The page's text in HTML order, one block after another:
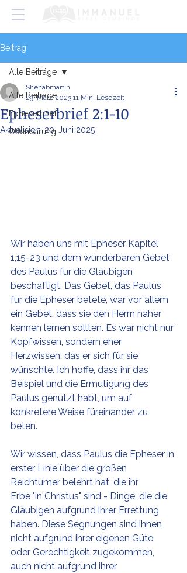
Beitrag
Alle Beiträge
Epheserbrief
Offenbarung
Alle Beiträge
Epheserbrief 2:1-10
Shehabmartin
29. März 2023 11 Min. Lesezeit
Aktualisiert: 20. Juni 2025
Wir haben uns mit Epheser Kapitel
1,15-23 und dem wunderbaren Gebet
des Paulus für die Gläubigen
beschäftigt. Das Gebet, das Paulus
für die Epheser betete, war vor allem
ein Gebet, dass sie den Herrn näher
kennen lernen sollten. Es war nicht nur
Kopfwissen, sondern eher
Herzwissen, das er sich für sie
wünschte. Ich hoffe, dass ihr das
Beispiel und die Ermutigung des
Paulus genutzt habt, um auf
konkretere Weise füreinander zu
beten.
Wir wissen, dass Paulus die Epheser in
erster Linie über die großen
Reichtümer belehrt hat, die ihr
Erbe "in Christus" sind - Dinge, die die
Gläubigen aufgrund ihrer Errettung
haben. Diese Segnungen sind ihnen
nicht aufgrund ihrer eigenen Güte
oder Gerechtigkeit zugekommen,
auch nicht aufgrund ihrer